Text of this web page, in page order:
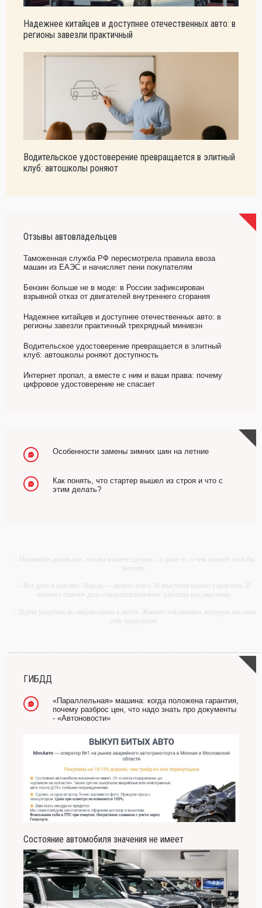
Надежнее китайцев и доступнее отечественных авто: в
регионы завезли практичный
Водительское удостоверение превращается в элитный
клуб: автошколы роняют
Отзывы автовладельцев
Таможенная служба РФ пересмотрела правила ввоза
машин из ЕАЭС и начисляет пени покупателям
Бензин больше не в моде: в России зафиксирован
взрывной отказ от двигателей внутреннего сгорания
Надежнее китайцев и доступнее отечественных авто: в
регионы завезли практичный трехрядный минивэн
Водительское удостоверение превращается в элитный
клуб: автошколы роняют доступность
Интернет пропал, а вместе с ним и ваши права: почему
цифровое удостоверение не спасает
Особенности замены зимних шин на летние
Как понять, что стартер вышел из строя и что с
этим делать?
-- Начинайте делать все, что вы можете сделать – и даже то, о чем можете хотя бы
мечтать.
-- Все дело в мыслях. Мысль — начало всего. И мыслями можно управлять. И
поэтому главное дело совершенствования: работать над мыслями.
-- Идите уверенно по направлению к мечте. Живите той жизнью, которую вы сами
себе придумали.
-- Лучшее, что можно сделать с хорошим советом, это пропустить его мимо ушей.
ГИБДД
«Параллельная» машина: когда положена гарантия,
почему разброс цен, что надо знать про документы
- «Автоновости»
Состояние автомобиля значения не имеет